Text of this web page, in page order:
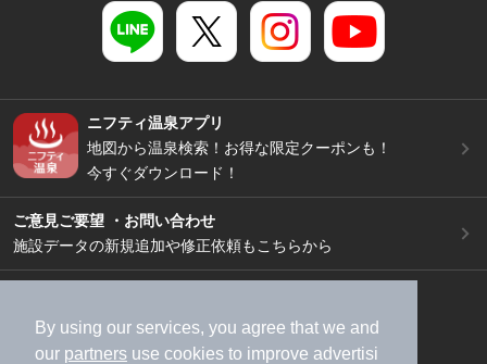
By using our services, you agree that we and
our partners use cookies to improve advertisi
ニフティ温泉アプリ
地図から温泉検索！お得な限定クーポンも！
今すぐダウンロード！
ご意見ご要望 ・お問い合わせ
施設データの新規追加や修正依頼もこちらから
加盟店募集（資料請求）
広告出稿のご案内
利用規約
ライフスタイルMEMBERS+規約